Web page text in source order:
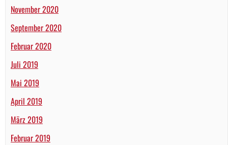
November 2020
September 2020
Februar 2020
Juli 2019
Mai 2019
April 2019
März 2019
Februar 2019